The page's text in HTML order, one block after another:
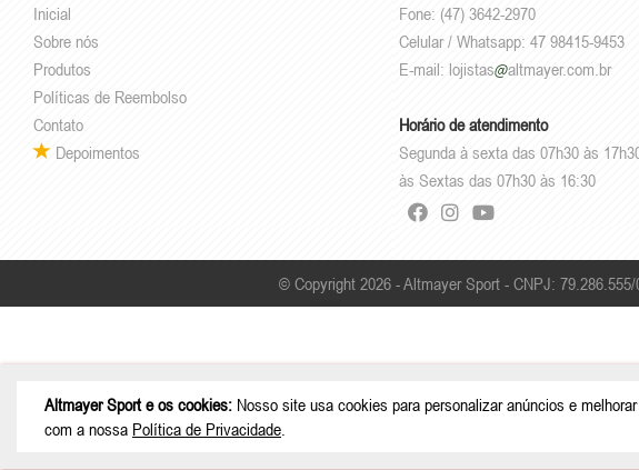
Inicial
Sobre nós
Produtos
Políticas de Reembolso
Contato
Depoimentos
Fone: (47) 3642-2970
Celular / Whatsapp: 47 98415-9453
E-mail: lojistas altmayer.com.br
Horário de atendimento
Segunda à sexta das 07h30 às
às Sextas das 07h30 às 16:30
© Copyright 2026 - Altmayer Sport - CNPJ: 79.286.555/
Altmayer Sport e os cookies: Nosso site usa cookies para personalizar anúncios e
com a nossa Política de Privacidade